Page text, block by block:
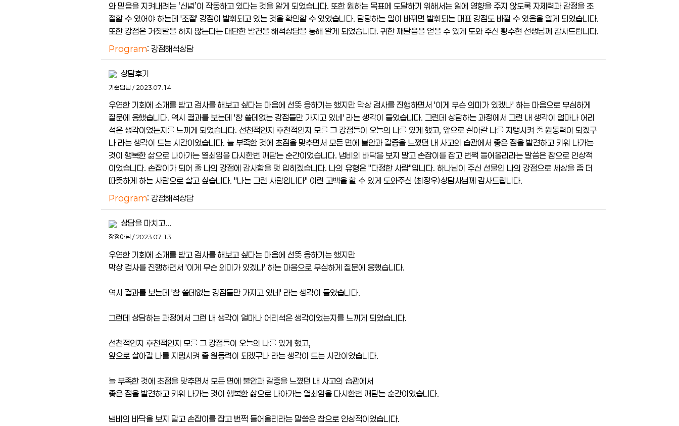
와 믿음을 지켜내려는 ‘신념’이 작동하고 있다는 것을 알게 되었습니다. 또한 원하는 목표에 도달하기 위해서는 일에 영향을 주지 않도록 자제력과 감정을 조
절할 수 있어야 하는데 '조절' 강점이 발휘되고 있는 것을 확인할 수 있었습니다. 담당하는 일이 바뀌면 발휘되는 대표 강점도 바뀔 수 있음을 알게 되었습니다.
또한 강점은 거짓말을 하지 않는다는 대단한 발견을 해석상담을 통해 알게 되었습니다. 귀한 깨달음을 얻을 수 있게 도와 주신 황수현 선생님께 감사드립니다.
Program: 강점해석상담
상담후기
기준범님 / 2023.07.14
우연한 기회에 소개를 받고 검사를 해보고 싶다는 마음에 선뜻 응하기는 했지만 막상 검사를 진행하면서 '이게 무슨 의미가 있겠나' 하는 마음으로 무심하게
질문에 응했습니다. 역시 결과를 보는데 '참 쓸데없는 강점들만 가지고 있네' 라는 생각이 들었습니다. 그런데 상담하는 과정에서 그런 내 생각이 얼마나 어리
석은 생각이었는지를 느끼게 되었습니다. 선천적인지 후천적인지 모를 그 강점들이 오늘의 나를 있게 했고, 앞으로 살아갈 나를 지탱시켜 줄 원동력이 되겠구
나 라는 생각이 드는 시간이었습니다. 늘 부족한 것에 초점을 맞추면서 모든 면에 불안과 갈증을 느꼈던 내 사고의 습관에서 좋은 점을 발견하고 키워 나가는
것이 행복한 삶으로 나아가는 열쇠임을 다시한번 깨닫는 순간이었습니다. 냄비의 바닥을 보지 말고 손잡이를 잡고 번쩍 들어올리라는 말씀은 참으로 인상적
이었습니다. 손잡이가 되어 줄 나의 강점에 감사함을 덧 입히겠습니다. 나의 유형은 "다정한 사람"입니다. 하나님이 주신 선물인 나의 강점으로 세상을 좀 더
따뜻하게 하는 사람으로 살고 싶습니다. "나는 그런 사람입니다" 이런 고백을 할 수 있게 도와주신 (최정우)상담사님께 감사드립니다.
Program: 강점해석상담
상담을 마치고...
장정아님 / 2023.07.13
우연한 기회에 소개를 받고 검사를 해보고 싶다는 마음에 선뜻 응하기는 했지만
막상 검사를 진행하면서 '이게 무슨 의미가 있겠나' 하는 마음으로 무심하게 질문에 응했습니다.
역시 결과를 보는데 '참 쓸데없는 강점들만 가지고 있네' 라는 생각이 들었습니다.
그런데 상담하는 과정에서 그런 내 생각이 얼마나 어리석은 생각이었는지를 느끼게 되었습니다.
선천적인지 후천적인지 모를 그 강점들이 오늘의 나를 있게 했고,
앞으로 살아갈 나를 지탱시켜 줄 원동력이 되겠구나 라는 생각이 드는 시간이었습니다.
늘 부족한 것에 초점을 맞추면서 모든 면에 불안과 갈증을 느꼈던 내 사고의 습관에서
좋은 점을 발견하고 키워 나가는 것이 행복한 삶으로 나아가는 열쇠임을 다시한번 깨닫는 순간이었습니다.
냄비의 바닥을 보지 말고 손잡이를 잡고 번쩍 들어올리라는 말씀은 참으로 인상적이었습니다.